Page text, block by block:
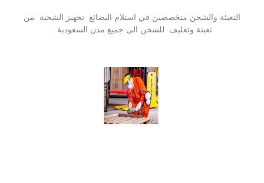
التعبئة والشحن متخصصين في استلام البضائع تجهيز الشحنة من
تعبئة وتغليف للشحن الى جميع مدن السعودبة .